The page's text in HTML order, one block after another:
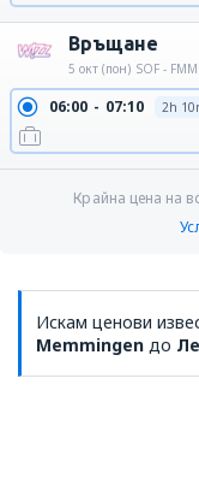
Връщане
5 окт (пон) SOF - FMM
06:00 07:10 2h
Крайна цена на
Искам ценови
Memmingen до